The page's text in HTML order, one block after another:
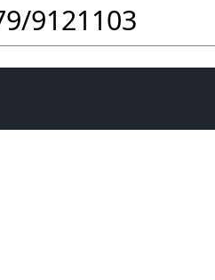
9121103